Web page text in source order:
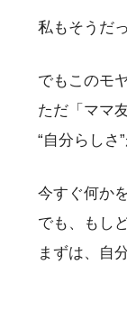
私もそうだ
でもこのモ
ただ「ママ
“自分らしさ
今すぐ何か
でも、もし
まずは、自